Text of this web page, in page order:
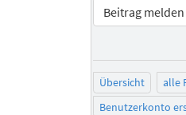
Beitrag melden
Übersicht alle
Benutzerkonto